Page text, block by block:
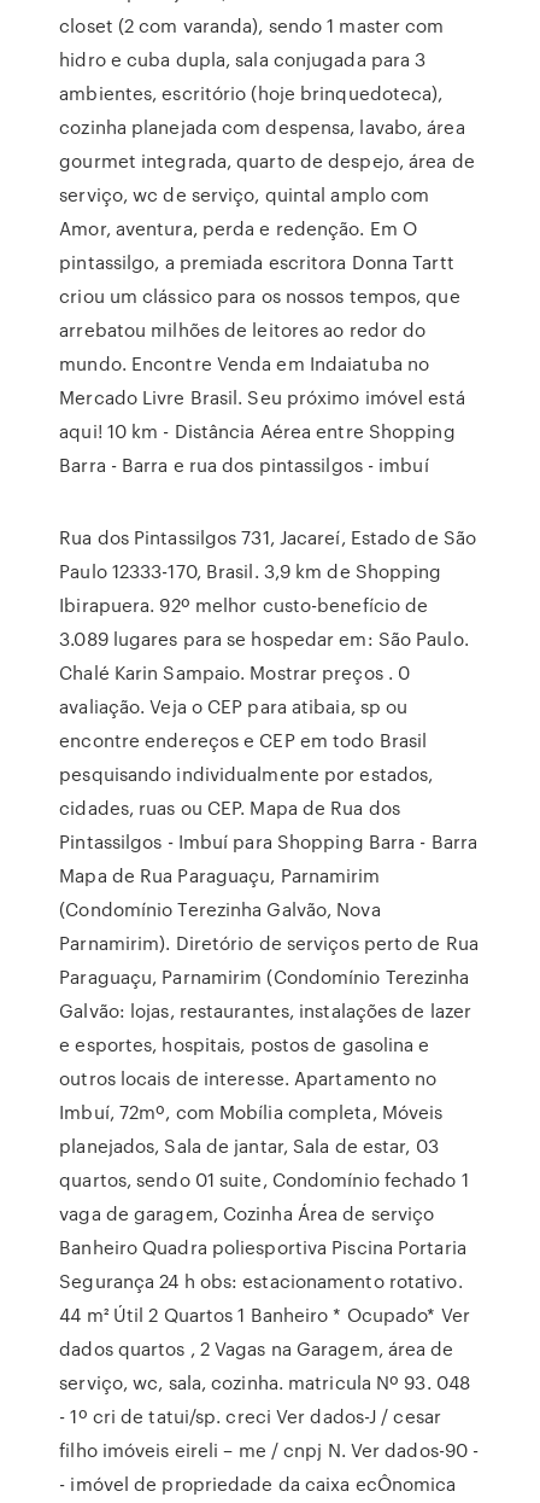
closet (2 com varanda), sendo 1 master com
hidro e cuba dupla, sala conjugada para 3
ambientes, escritório (hoje brinquedoteca),
cozinha planejada com despensa, lavabo, área
gourmet integrada, quarto de despejo, área de
serviço, wc de serviço, quintal amplo com
Amor, aventura, perda e redenção. Em O
pintassilgo, a premiada escritora Donna Tartt
criou um clássico para os nossos tempos, que
arrebatou milhões de leitores ao redor do
mundo. Encontre Venda em Indaiatuba no
Mercado Livre Brasil. Seu próximo imóvel está
aqui! 10 km - Distância Aérea entre Shopping
Barra - Barra e rua dos pintassilgos - imbuí
Rua dos Pintassilgos 731, Jacareí, Estado de São
Paulo 12333-170, Brasil. 3,9 km de Shopping
Ibirapuera. 92º melhor custo-benefício de
3.089 lugares para se hospedar em: São Paulo.
Chalé Karin Sampaio. Mostrar preços . 0
avaliação. Veja o CEP para atibaia, sp ou
encontre endereços e CEP em todo Brasil
pesquisando individualmente por estados,
cidades, ruas ou CEP. Mapa de Rua dos
Pintassilgos - Imbuí para Shopping Barra - Barra
Mapa de Rua Paraguaçu, Parnamirim
(Condomínio Terezinha Galvão, Nova
Parnamirim). Diretório de serviços perto de Rua
Paraguaçu, Parnamirim (Condomínio Terezinha
Galvão: lojas, restaurantes, instalações de lazer
e esportes, hospitais, postos de gasolina e
outros locais de interesse. Apartamento no
Imbuí, 72mº, com Mobília completa, Móveis
planejados, Sala de jantar, Sala de estar, 03
quartos, sendo 01 suite, Condomínio fechado 1
vaga de garagem, Cozinha Área de serviço
Banheiro Quadra poliesportiva Piscina Portaria
Segurança 24 h obs: estacionamento rotativo.
44 m² Útil 2 Quartos 1 Banheiro * Ocupado* Ver
dados quartos , 2 Vagas na Garagem, área de
serviço, wc, sala, cozinha. matricula Nº 93. 048
- 1º cri de tatui/sp. creci Ver dados-J / cesar
filho imóveis eireli – me / cnpj N. Ver dados-90 -
- imóvel de propriedade da caixa ecÔnomica